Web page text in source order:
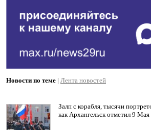
Новости по теме | Лента новостей
Залп с корабля, тысячи
как Архангельск отметил 9 Мая